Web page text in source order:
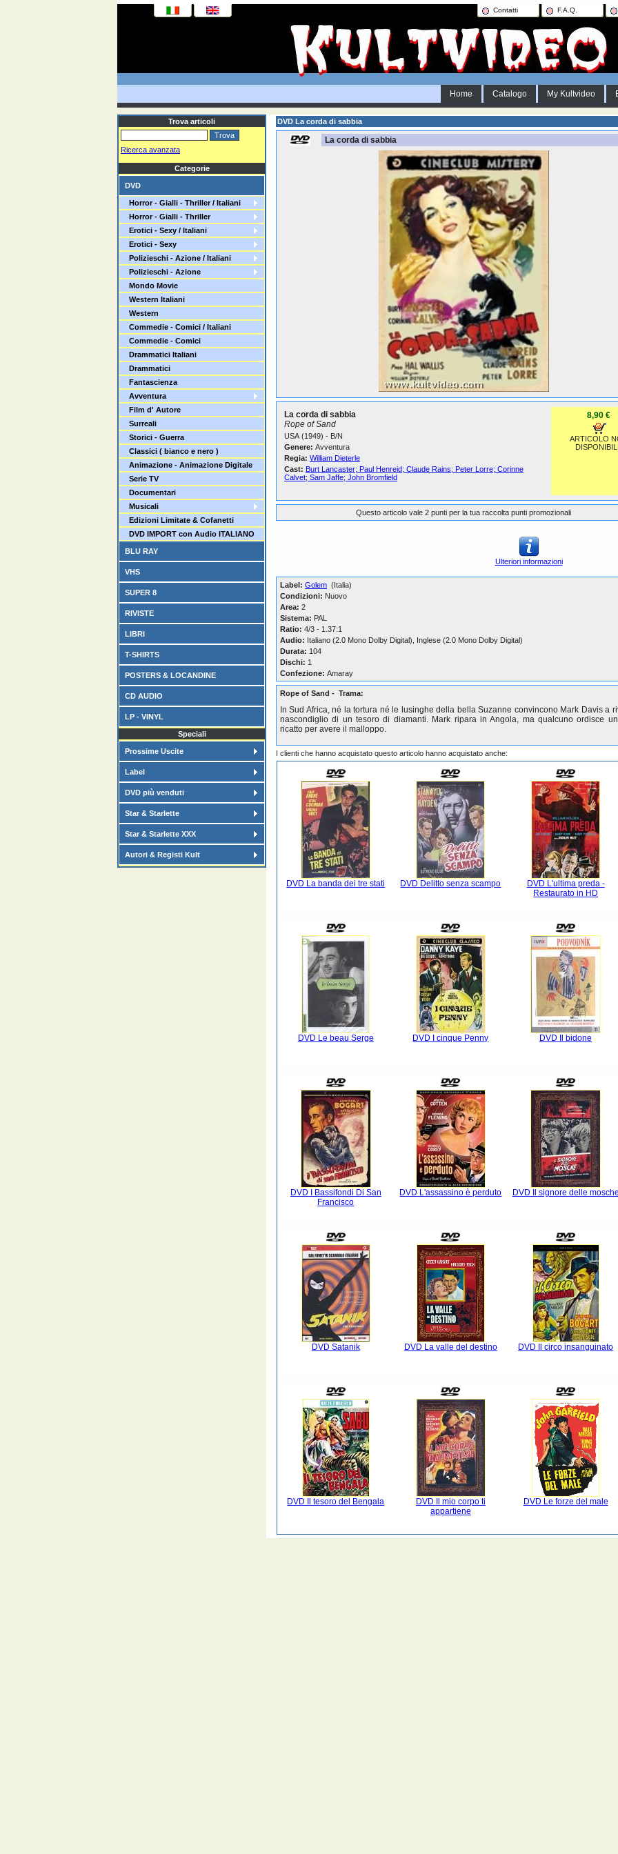
Contatti F.A.Q.
Home Catalogo My Kultvideo
Trova articoli
Ricerca avanzata
Categorie
DVD
Horror - Gialli - Thriller / Italiani
Horror - Gialli - Thriller
Erotici - Sexy / Italiani
Erotici - Sexy
Polizieschi - Azione / Italiani
Polizieschi - Azione
Mondo Movie
Western Italiani
Western
Commedie - Comici / Italiani
Commedie - Comici
Drammatici Italiani
Drammatici
Fantascienza
Avventura
Film d' Autore
Surreali
Storici - Guerra
Classici ( bianco e nero )
Animazione - Animazione Digitale
Serie TV
Documentari
Musicali
Edizioni Limitate & Cofanetti
DVD IMPORT con Audio ITALIANO
BLU RAY
VHS
SUPER 8
RIVISTE
LIBRI
T-SHIRTS
POSTERS & LOCANDINE
CD AUDIO
LP - VINYL
Speciali
Prossime Uscite
Label
DVD più venduti
Star & Starlette
Star & Starlette XXX
Autori & Registi Kult
DVD La corda di sabbia
La corda di sabbia
La corda di sabbia
Rope of Sand
USA (1949) - B/N
Genere: Avventura
Regia: William Dieterle
Cast: Burt Lancaster; Paul Henreid; Claude Rains; Peter Lorre; Corinne
Calvet; Sam Jaffe; John Bromfield
8,90 €
ARTICOLO
Questo articolo vale 2 punti per la tua raccolta punti promozionali
Ulteriori informazioni
Label: Golem (Italia)
Condizioni: Nuovo
Area: 2
Sistema: PAL
Ratio: 4/3 - 1.37:1
Audio: Italiano (2.0 Mono Dolby Digital), Inglese (2.0 Mono Dolby Digital)
Durata: 104
Dischi: 1
Confezione: Amaray
Rope of Sand - Trama:
In Sud Africa, né la tortura né le lusinghe della bella Suzanne convincono Mark Davis a
nascondiglio di un tesoro di diamanti. Mark ripara in Angola, ma qualcuno ordisce
ricatto per avere il malloppo.
I clienti che hanno acquistato questo articolo hanno acquistato anche:
DVD La banda dei tre stati DVD Delitto senza scampo
DVD L'ultima preda -
Restaurato in HD
DVD Le beau Serge DVD I cinque Penny DVD Il bidone
DVD I Bassifondi Di San
Francisco
DVD L'assassino è perduto DVD Il signore delle
DVD Satanik DVD La valle del destino DVD Il circo insanguinato
DVD Il tesoro del Bengala
DVD Il mio corpo ti
appartiene
DVD Le forze del male